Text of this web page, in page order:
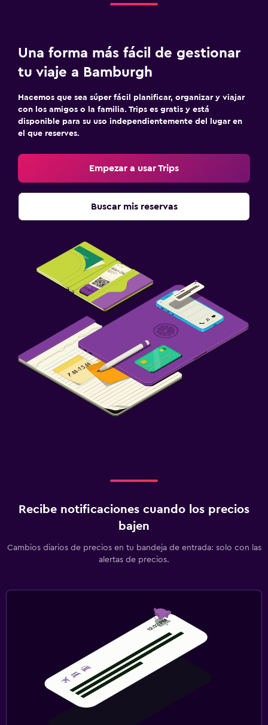
Una forma más fácil de gestionar
tu viaje a Bamburgh
Hacemos que sea súper fácil planificar, organizar y viajar
con los amigos o la familia. Trips es gratis y está
disponible para su uso independientemente del lugar en
el que reserves.
Empezar a usar Trips
Buscar mis reservas
Recibe notificaciones cuando los precios
bajen
Cambios diarios de precios en tu bandeja de entrada: solo con las
alertas de precios.